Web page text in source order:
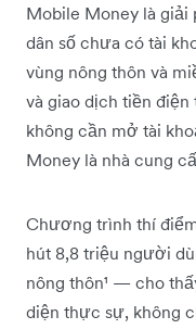
Mobile Money là giải
dân số chưa có tài
vùng nông thôn và
và giao dịch tiền
không cần mở tài
Money là nhà cung
Chương trình thí
hút 8,8 triệu người
nông thôn¹ — cho
diện thực sự, không